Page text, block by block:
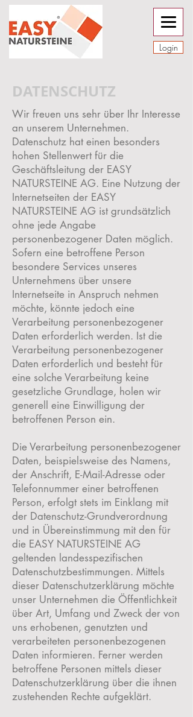
Login
DATENSCHUTZ
Wir freuen uns sehr über Ihr Interesse
an unserem Unternehmen.
Datenschutz hat einen besonders
hohen Stellenwert für die
Geschäftsleitung der EASY
NATURSTEINE AG. Eine Nutzung der
Internetseiten der EASY
NATURSTEINE AG ist grundsätzlich
ohne jede Angabe
personenbezogener Daten möglich.
Sofern eine betroffene Person
besondere Services unseres
Unternehmens über unsere
Internetseite in Anspruch nehmen
möchte, könnte jedoch eine
Verarbeitung personenbezogener
Daten erforderlich werden. Ist die
Verarbeitung personenbezogener
Daten erforderlich und besteht für
eine solche Verarbeitung keine
gesetzliche Grundlage, holen wir
generell eine Einwilligung der
betroffenen Person ein.
Die Verarbeitung personenbezogener
Daten, beispielsweise des Namens,
der Anschrift, E-Mail-Adresse oder
Telefonnummer einer betroffenen
Person, erfolgt stets im Einklang mit
der Datenschutz-Grundverordnung
und in Übereinstimmung mit den für
die EASY NATURSTEINE AG
geltenden landesspezifischen
Datenschutzbestimmungen. Mittels
dieser Datenschutzerklärung möchte
unser Unternehmen die Öffentlichkeit
über Art, Umfang und Zweck der von
uns erhobenen, genutzten und
verarbeiteten personenbezogenen
Daten informieren. Ferner werden
betroffene Personen mittels dieser
Datenschutzerklärung über die ihnen
zustehenden Rechte aufgeklärt.